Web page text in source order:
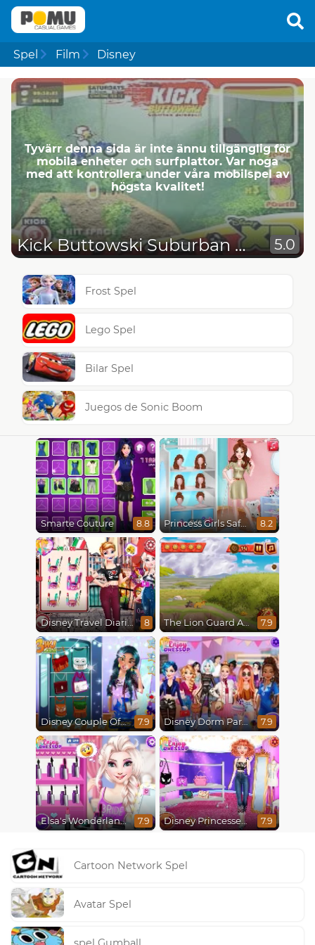
Spel Film Disney
Tyvärr denna sida är inte ännu tillgänglig för
mobila enheter och surfplattor. Var noga
med att kontrollera under våra mobilspel av
högsta kvalitet!
Kick Buttowski Suburban Daredevil 5.0
Frost Spel
Lego Spel
Bilar Spel
Juegos de Sonic Boom
Smarte Couture 8.8 Princess Girls Safari Trip 8.2
Disney Travel Diaries: City Break 8 The Lion Guard Assemble 7.9
Disney Couple Of The Year 7.9 Disney Dorm Party 7.9
Elsa's Wonderland Wedding 7.9 Disney Princesses Runway Show 7.9
Cartoon Network Spel
Avatar Spel